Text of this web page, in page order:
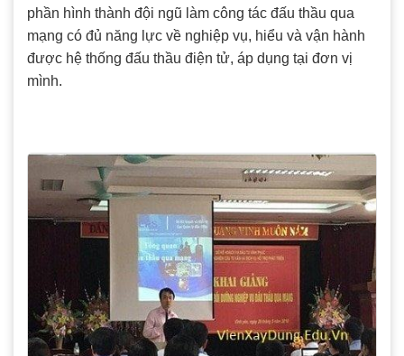
phần hình thành đội ngũ làm công tác đấu thầu qua
mạng có đủ năng lực về nghiệp vụ, hiểu và vận hành
được hệ thống đấu thầu điện tử, áp dụng tại đơn vị
mình.